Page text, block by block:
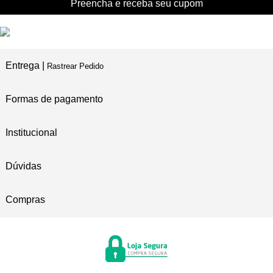
Preencha e receba seu cupom
Entrega | Rastrear Pedido
Formas de pagamento
Institucional
Dúvidas
Compras